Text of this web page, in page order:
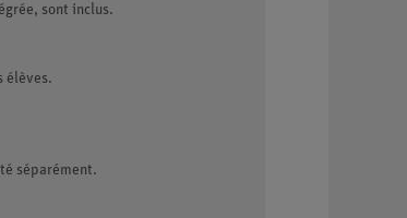
sont inclus.
élèves.
séparément.